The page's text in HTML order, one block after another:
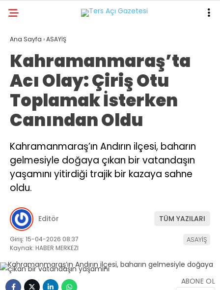
GALERİ
GÜNDEM
ASAYİŞ
DÜNYA
KAHRAMANMARAŞ
SPOR
TEKNOLOJİ
Ana Sayfa ›ASAYİŞ
Kahramanmaraş’ta
Acı Olay: Çiriş Otu
Toplamak İsterken
Canından Oldu
Kahramanmaraş’ın Andırın ilçesi, baharın
gelmesiyle doğaya çıkan bir vatandaşın
yaşamını yitirdiği trajik bir kazaya sahne
oldu.
Editör TÜM YAZILARI
Giriş: 15-04-2026 08:37
Kaynak: HABER MERKEZI
ASAYİŞ
ABONE OL